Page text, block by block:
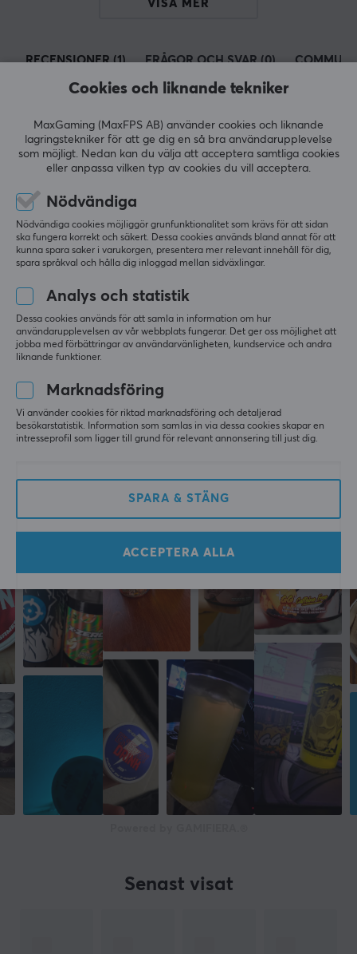
Serveringar
Grön, Svart
ÖVRIG INFORMATION
Åldersgräns
15 år
VISA MER
RECENSIONER (1) FRÅGOR OCH SVAR (0)
5.0
100%
3
LÄMNA RECENSION
Relevans
Alla recensioner
Nina K
Monster Energy Original 24 x 500ml (Inkl. pant)
Mer från vårt Community
Senast visat
Cookies och liknande tekniker
MaxGaming (MaxFPS AB) använder cookies och liknande
lagringstekniker för att ge dig en så bra användarupplevelse
som möjligt. Nedan kan du välja att acceptera samtliga cookies
eller anpassa vilken typ av cookies du vill acceptera.
Nödvändiga
Nödvändiga cookies möjliggör grunfunktionalitet som krävs för att sidan
ska fungera korrekt och säkert. Dessa cookies används bland annat för att
kunna spara saker i varukorgen, presentera mer relevant innehåll för dig,
spara språkval och hålla dig inloggad mellan sidväxlingar.
Analys och statistik
Dessa cookies används för att samla in information om hur
användarupplevelsen av vår webbplats fungerar. Det ger oss möjlighet att
jobba med förbättringar av användarvänligheten, kundservice och andra
liknande funktioner.
Marknadsföring
Vi använder cookies för riktad marknadsföring och detaljerad
besökarstatistik. Information som samlas in via dessa cookies skapar en
intresseprofil som ligger till grund för relevant annonsering till just dig.
SPARA & STÄNG
ACCEPTERA ALLA